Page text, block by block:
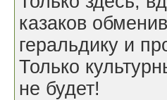
казаков
геральдику и
Только
не будет!